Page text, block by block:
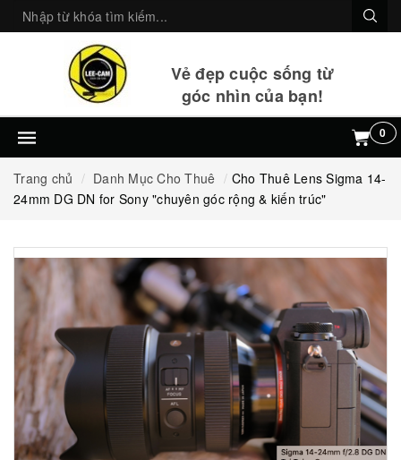
Vẻ đẹp cuộc sống từ
góc nhìn của bạn!
0
Trang chủ Danh Mục Cho Thuê
Cho Thuê Lens Sigma 14-
24mm DG DN for Sony "chuyên góc rộng & kiến trúc"